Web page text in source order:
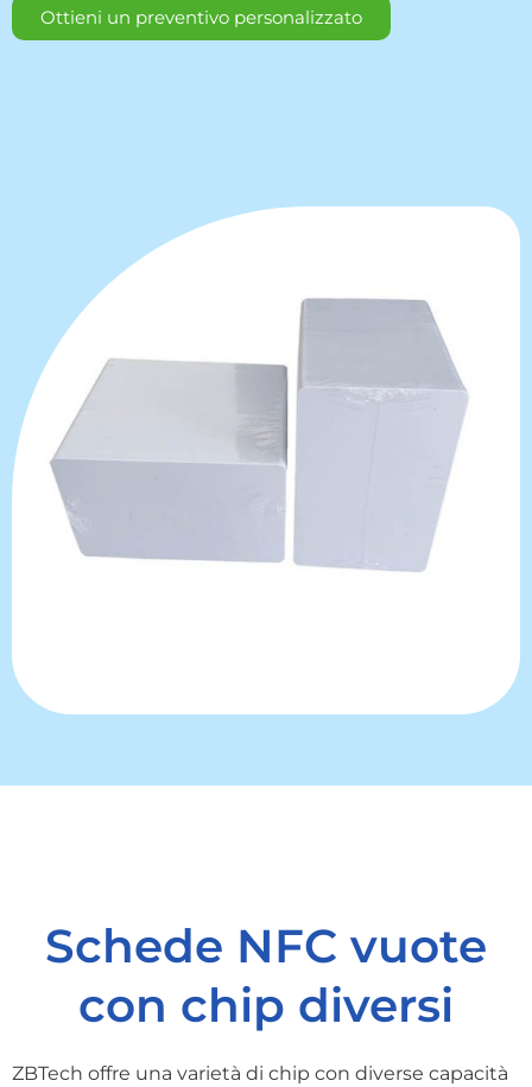
Ottieni un preventivo personalizzato
Schede NFC vuote
con chip diversi
ZBTech offre una varietà di chip con diverse capacità